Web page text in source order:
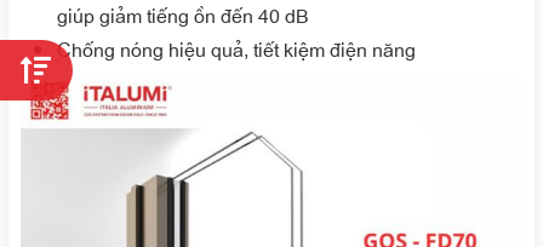
giúp giảm tiếng ồn đến 40 dB
Chống nóng hiệu quả, tiết kiệm điện năng